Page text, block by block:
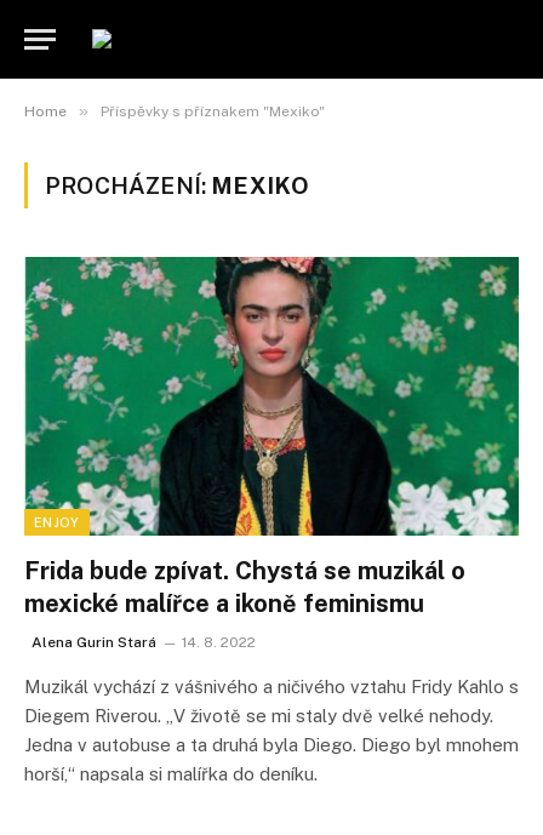
Home » Příspěvky s příznakem "Mexiko"
PROCHÁZENÍ: MEXIKO
ENJOY
Frida bude zpívat. Chystá se muzikál o
mexické malířce a ikoně feminismu
Alena Gurin Stará 14. 8. 2022
Muzikál vychází z vášnivého a ničivého vztahu Fridy Kahlo s
Diegem Riverou. „V životě se mi staly dvě velké nehody.
Jedna v autobuse a ta druhá byla Diego. Diego byl mnohem
horší,“ napsala si malířka do deníku.